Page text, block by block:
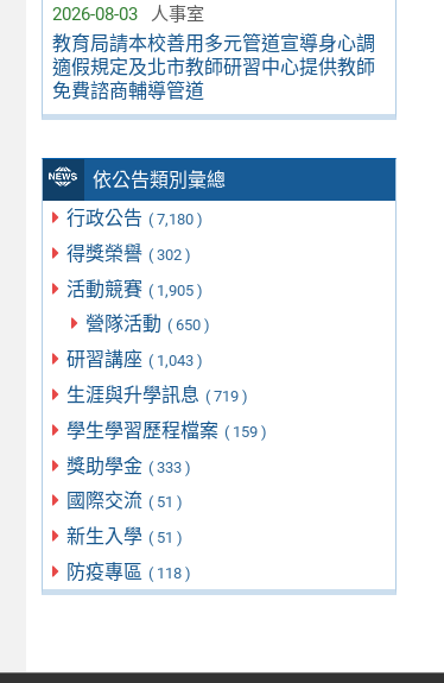
2026-08-03 人事室
教育局請本校善用多元管道宣導身心調
適假規定及北市教師研習中心提供教師
免費諮商輔導管道
依公告類別彙總
行政公告 ( 7,180 )
得獎榮譽 ( 302 )
活動競賽 ( 1,905 )
營隊活動 ( 650 )
研習講座 ( 1,043 )
生涯與升學訊息 ( 719 )
學生學習歷程檔案 ( 159 )
獎助學金 ( 333 )
國際交流 ( 51 )
新生入學 ( 51 )
防疫專區 ( 118 )